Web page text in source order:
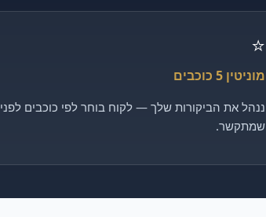
⭐
מוניטין 5 כוכבים
ננהל את הביקורות שלך — לקוח בוחר לפי כוכבים לפני
שמתקשר.